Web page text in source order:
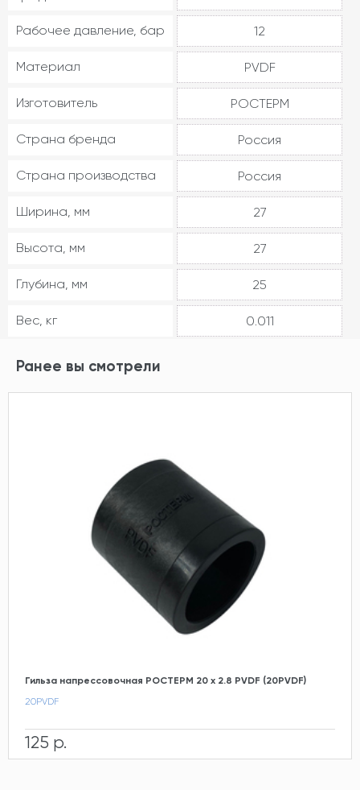
Рабочее давление, бар 12
Материал PVDF
Изготовитель РОСТЕРМ
Страна бренда Россия
Страна производства Россия
Ширина, мм 27
Высота, мм 27
Глубина, мм 25
Вес, кг 0.011
Ранее вы смотрели
Гильза напрессовочная РОСТЕРМ 20 х 2.8 PVDF (20PVDF)
20PVDF
125 р.